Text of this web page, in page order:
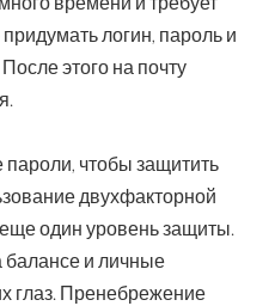
логин, пароль и
этого на почту
чтобы защитить
двухфакторной
один уровень защиты.
балансе и личные
глаз. Пренебрежение